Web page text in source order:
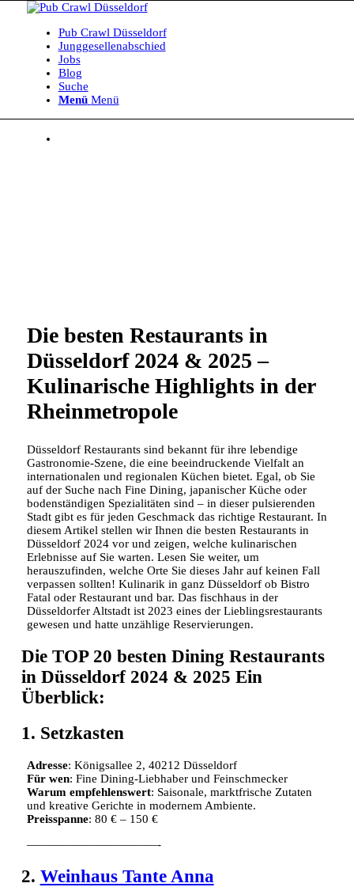
Pub Crawl Düsseldorf
Junggesellenabschied
Jobs
Blog
Suche
Menü Menü
Die besten Restaurants in
Düsseldorf 2024 & 2025 –
Kulinarische Highlights in der
Rheinmetropole
Düsseldorf Restaurants sind bekannt für ihre lebendige
Gastronomie-Szene, die eine beeindruckende Vielfalt an
internationalen und regionalen Küchen bietet. Egal, ob Sie
auf der Suche nach Fine Dining, japanischer Küche oder
bodenständigen Spezialitäten sind – in dieser pulsierenden
Stadt gibt es für jeden Geschmack das richtige Restaurant. In
diesem Artikel stellen wir Ihnen die besten Restaurants in
Düsseldorf 2024 vor und zeigen, welche kulinarischen
Erlebnisse auf Sie warten. Lesen Sie weiter, um
herauszufinden, welche Orte Sie dieses Jahr auf keinen Fall
verpassen sollten! Kulinarik in ganz Düsseldorf ob Bistro
Fatal oder Restaurant und bar. Das fischhaus in der
Düsseldorfer Altstadt ist 2023 eines der Lieblingsrestaurants
gewesen und hatte unzählige Reservierungen.
Die TOP 20 besten Dining Restaurants
in Düsseldorf 2024 & 2025 Ein
Überblick:
1. Setzkasten
Adresse: Königsallee 2, 40212 Düsseldorf
Für wen: Fine Dining-Liebhaber und Feinschmecker
Warum empfehlenswert: Saisonale, marktfrische Zutaten
und kreative Gerichte in modernem Ambiente.
Preisspanne: 80 € – 150 €
———————————-
2. Weinhaus Tante Anna